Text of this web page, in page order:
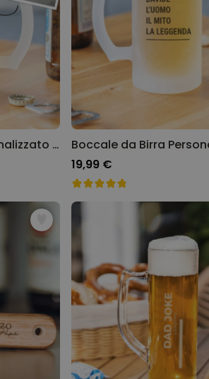
Boccale di Birra Personalizzato per l'Oktoberfest
19,99 €